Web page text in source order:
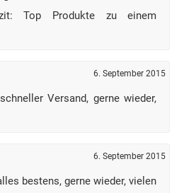
Top Produkte zu einem
6. September 2015
Versand, gerne wieder,
6. September 2015
bestens, gerne wieder, vielen